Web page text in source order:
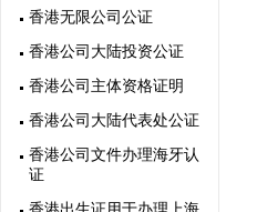
香港无限公司公证
香港公司大陆投资公证
香港公司主体资格证明
香港公司大陆代表处公证
香港公司文件办理海牙认
证